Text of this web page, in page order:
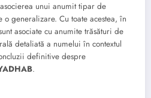
unui anumit tipar de
o generalizare. Cu toate acestea, în
asociate cu anumite trăsături de
detaliată a numelui în contextul
definitive despre
.